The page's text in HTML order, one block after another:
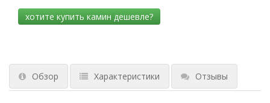
Обзор Характеристики Отзывы